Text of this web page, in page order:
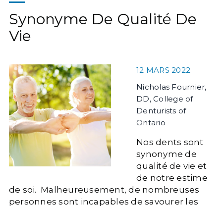
Synonyme De Qualité De
Vie
12 MARS 2022
Nicholas Fournier,
DD, College of
Denturists of
Ontario
Nos dents sont
synonyme de
qualité de vie et
de notre estime
de soi. Malheureusement, de nombreuses
personnes sont incapables de savourer les